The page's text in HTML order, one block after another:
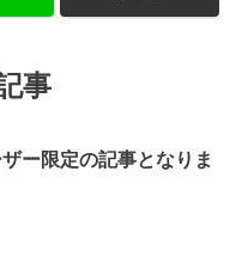
事
ー限定の記事となりま